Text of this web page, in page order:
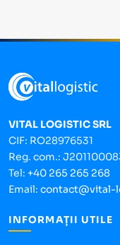
VITAL LOGISTIC SRL
CIF: RO28976531
Reg. com.:
Tel: +40 265 265 268
Email: contact@vital-
INFORMAȚII UTILE